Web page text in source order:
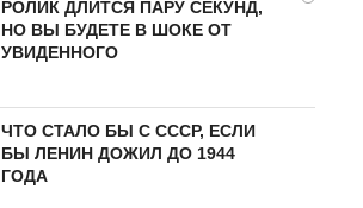
РОЛИК ДЛИТСЯ ПАРУ СЕКУНД,
НО ВЫ БУДЕТЕ В ШОКЕ ОТ
УВИДЕННОГО
ЧТО СТАЛО БЫ С СССР, ЕСЛИ
БЫ ЛЕНИН ДОЖИЛ ДО 1944
ГОДА